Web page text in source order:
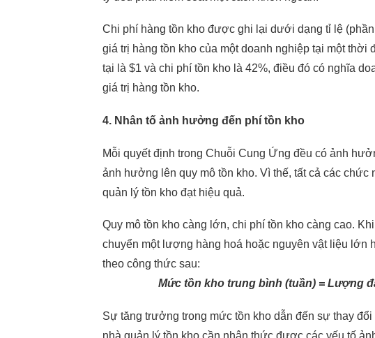
Chi phí hàng tồn kho được ghi lại dưới dạng tỉ lệ
giá trị hàng tồn kho của một doanh nghiệp tại một thời
tại là $1 và chi phí tồn kho là 42%, điều đó có nghĩa
giá trị hàng tồn kho.
4. Nhân tố ảnh hưởng đến phí tồn kho
Mỗi quyết định trong Chuỗi Cung Ứng đều có ảnh
ảnh hưởng lên quy mô tồn kho. Vì thế, tất cả các chức
quản lý tồn kho đạt hiệu quả.
Quy mô tồn kho càng lớn, chi phí tồn kho càng cao.
chuyển một lượng hàng hoá hoặc nguyên vật liệu lớn
theo công thức sau:
Mức tồn kho trung bình (tuần) = Lượng đặt
Sự tăng trưởng trong mức tồn kho dẫn đến sự thay
nhà quản lý tồn kho cần nhận thức được các yếu tố